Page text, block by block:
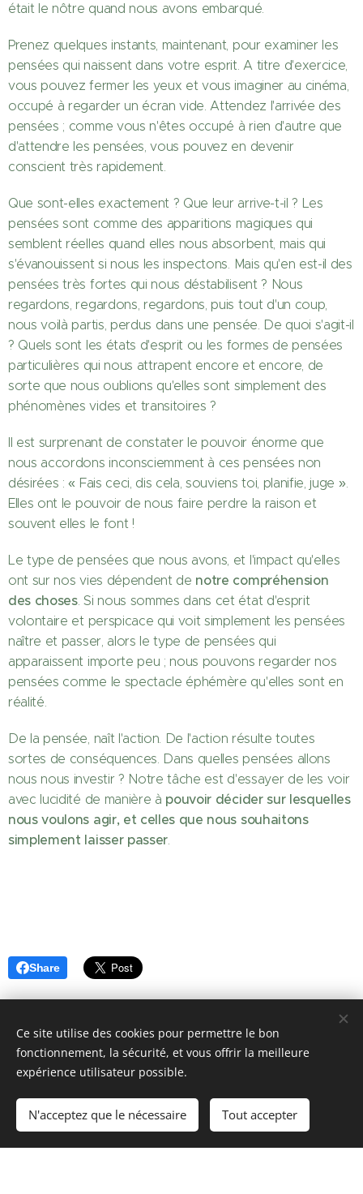
était le nôtre quand nous avons embarqué.
Prenez quelques instants, maintenant, pour examiner les
pensées qui naissent dans votre esprit. A titre d'exercice,
vous pouvez fermer les yeux et vous imaginer au cinéma,
occupé à regarder un écran vide. Attendez l'arrivée des
pensées ; comme vous n'êtes occupé à rien d'autre que
d'attendre les pensées, vous pouvez en devenir
conscient très rapidement.
Que sont-elles exactement ? Que leur arrive-t-il ? Les
pensées sont comme des apparitions magiques qui
semblent réelles quand elles nous absorbent, mais qui
s'évanouissent si nous les inspectons. Mais qu'en est-il des
pensées très fortes qui nous déstabilisent ? Nous
regardons, regardons, regardons, puis tout d'un coup,
nous voilà partis, perdus dans une pensée. De quoi s'agit-il
? Quels sont les états d'esprit ou les formes de pensées
particulières qui nous attrapent encore et encore, de
sorte que nous oublions qu'elles sont simplement des
phénomènes vides et transitoires ?
Il est surprenant de constater le pouvoir énorme que
nous accordons inconsciemment à ces pensées non
désirées : « Fais ceci, dis cela, souviens toi, planifie, juge ».
Elles ont le pouvoir de nous faire perdre la raison et
souvent elles le font !
Le type de pensées que nous avons, et l'impact qu'elles
ont sur nos vies dépendent de notre compréhension
des choses. Si nous sommes dans cet état d'esprit
volontaire et perspicace qui voit simplement les pensées
naître et passer, alors le type de pensées qui
apparaissent importe peu ; nous pouvons regarder nos
pensées comme le spectacle éphémère qu'elles sont en
réalité.
De la pensée, naît l'action. De l'action résulte toutes
sortes de conséquences. Dans quelles pensées allons
nous nous investir ? Notre tâche est d'essayer de les voir
avec lucidité de manière à pouvoir décider sur lesquelles
nous voulons agir, et celles que nous souhaitons
simplement laisser passer.
Share
Images fournies parPexels
Optimisé parWebnode Cookies
Ce site utilise des cookies pour permettre le bon
fonctionnement, la sécurité, et vous offrir la meilleure
expérience utilisateur possible.
N'acceptez que le nécessaire Tout accepter